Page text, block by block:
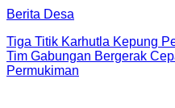
Berita Desa
Tiga Titik Karhutla Kepung
Tim Gabungan Bergerak
Permukiman